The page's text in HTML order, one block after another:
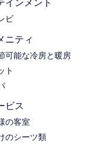
インメント
ビ
ニティ
可能な冷房と暖房
ト
ビス
の客室
のシーツ類